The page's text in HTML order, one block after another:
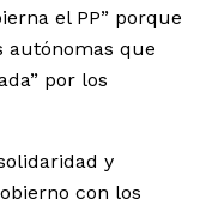
el PP” porque
autónomas que
por los
y
con los